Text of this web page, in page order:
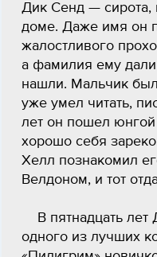
Дик Сенд — сирота,
доме. Даже имя он
жалостливого
а фамилия ему дали
нашли. Мальчик
уже умел читать,
лет он пошел юнгой
хорошо себя
Хелл познакомил
Велдоном, и тот
В пятнадцать лет
одного из лучших